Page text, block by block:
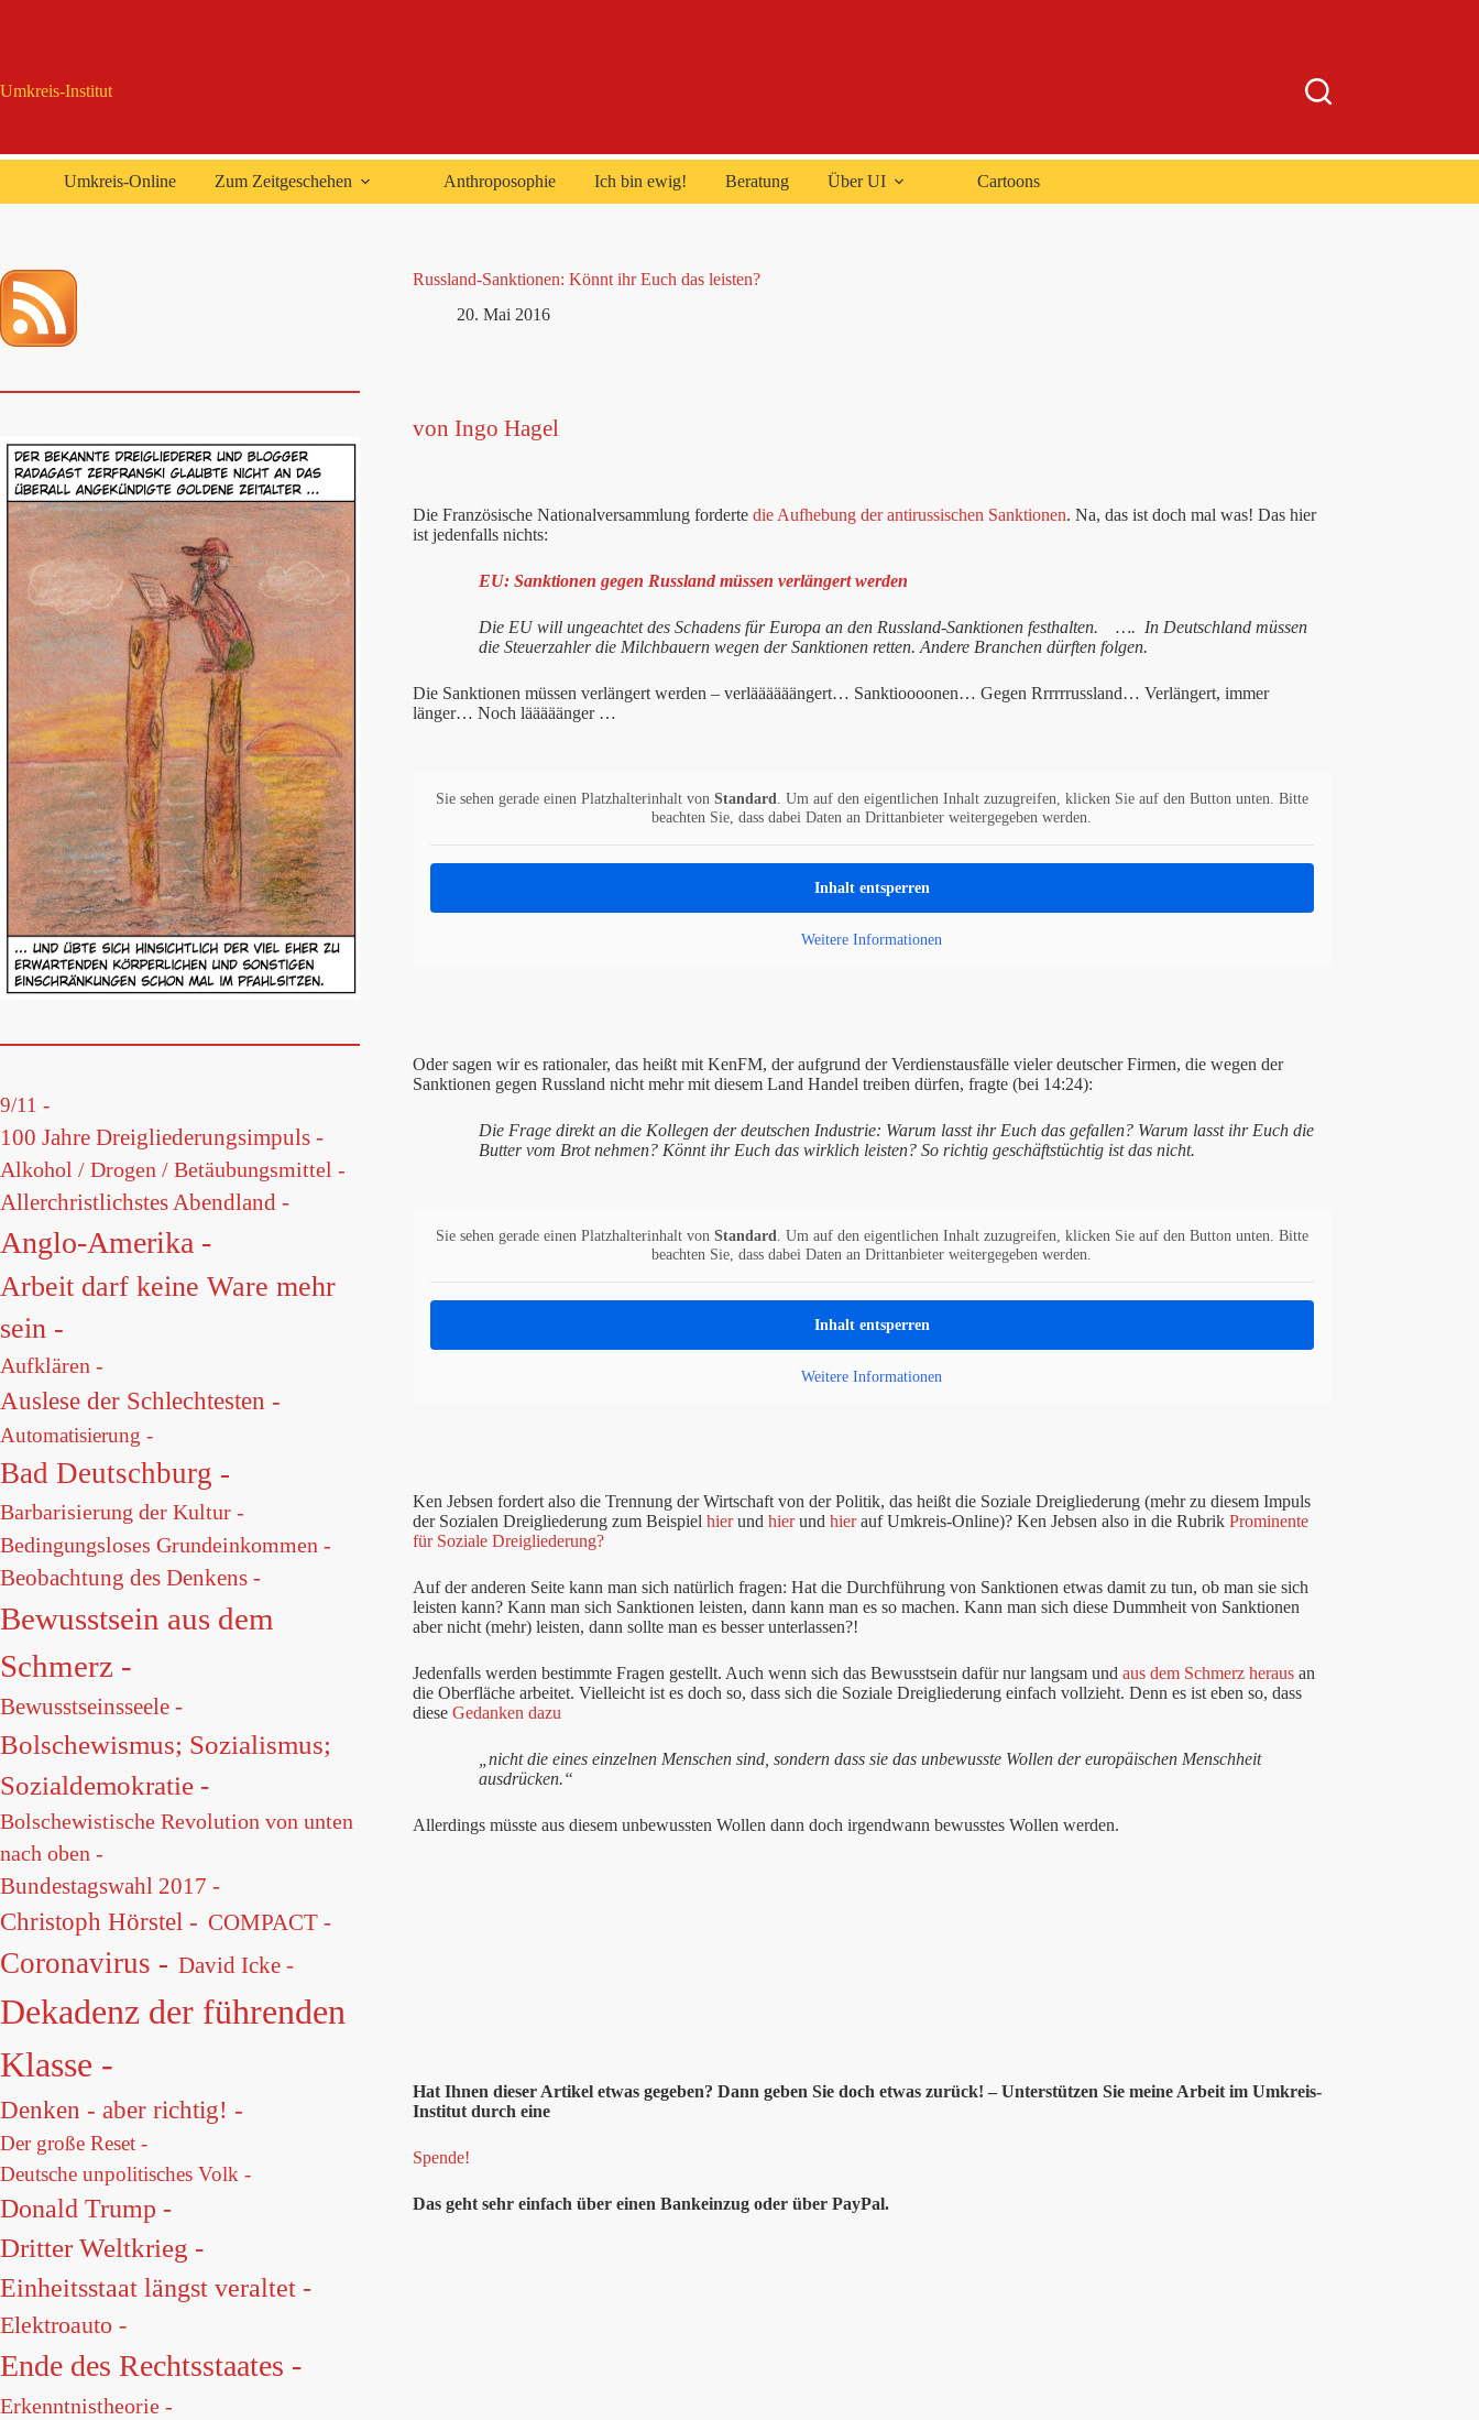
Umkreis-Institut
Umkreis-Online Zum Zeitgeschehen Anthroposophie Ich bin ewig! Beratung Über UI Cartoons
Russland-Sanktionen: Könnt ihr Euch das leisten?
20. Mai 2016
von Ingo Hagel
Die Französische Nationalversammlung forderte die Aufhebung der antirussischen Sanktionen. Na, das ist doch mal was! Das hier
ist jedenfalls nichts:
EU: Sanktionen gegen Russland müssen verlängert werden
Die EU will ungeachtet des Schadens für Europa an den Russland-Sanktionen festhalten. …. In Deutschland müssen
die Steuerzahler die Milchbauern wegen der Sanktionen retten. Andere Branchen dürften folgen.
Die Sanktionen müssen verlängert werden – verläääääängert… Sanktioooonen… Gegen Rrrrrrussland… Verlängert, immer
länger… Noch lääääänger …
Sie sehen gerade einen Platzhalterinhalt von Standard
. Um auf den eigentlichen Inhalt zuzugreifen, klicken Sie auf den Button unten. Bitte
beachten Sie, dass dabei Daten an Drittanbieter weitergegeben werden.
Inhalt entsperren
Weitere Informationen
Oder sagen wir es rationaler, das heißt mit KenFM, der aufgrund der Verdienstausfälle vieler deutscher Firmen, die wegen der
Sanktionen gegen Russland nicht mehr mit diesem Land Handel treiben dürfen, fragte (bei 14:24):
Die Frage direkt an die Kollegen der deutschen Industrie: Warum lasst ihr Euch das gefallen? Warum lasst ihr Euch die
Butter vom Brot nehmen? Könnt ihr Euch das wirklich leisten? So richtig geschäftstüchtig ist das nicht.
Sie sehen gerade einen Platzhalterinhalt von Standard
. Um auf den eigentlichen Inhalt zuzugreifen, klicken Sie auf den Button unten. Bitte
beachten Sie, dass dabei Daten an Drittanbieter weitergegeben werden.
Inhalt entsperren
Weitere Informationen
Ken Jebsen fordert also die Trennung der Wirtschaft von der Politik, das heißt die Soziale Dreigliederung (mehr zu diesem Impuls
der Sozialen Dreigliederung zum Beispiel hierund hierund hierauf Umkreis-Online)? Ken Jebsen also in die Rubrik Prominente
für Soziale Dreigliederung?
Auf der anderen Seite kann man sich natürlich fragen: Hat die Durchführung von Sanktionen etwas damit zu tun, ob man sie sich
leisten kann? Kann man sich Sanktionen leisten, dann kann man es so machen. Kann man sich diese Dummheit von Sanktionen
aber nicht (mehr) leisten, dann sollte man es besser unterlassen?!
Jedenfalls werden bestimmte Fragen gestellt. Auch wenn sich das Bewusstsein dafür nur langsam und aus dem Schmerz herausan
die Oberfläche arbeitet. Vielleicht ist es doch so, dass sich die Soziale Dreigliederung einfach vollzieht. Denn es ist eben so, dass
diese Gedanken dazu
„nicht die eines einzelnen Menschen sind, sondern dass sie das unbewusste Wollen der europäischen Menschheit
ausdrücken.“
Allerdings müsste aus diesem unbewussten Wollen dann doch irgendwann bewusstes Wollen werden.
Hat Ihnen dieser Artikel etwas gegeben? Dann geben Sie doch etwas zurück! – Unterstützen Sie meine Arbeit im Umkreis-
Institut durch eine
Spende!
Das geht sehr einfach über einen Bankeinzug oder über PayPal.
9/11 -
100 Jahre Dreigliederungsimpuls -
Alkohol / Drogen / Betäubungsmittel -
Allerchristlichstes Abendland -
Anglo-Amerika -
Arbeit darf keine Ware mehr
sein -
Aufklären -
Auslese der Schlechtesten -
Automatisierung -
Bad Deutschburg -
Barbarisierung der Kultur -
Bedingungsloses Grundeinkommen -
Beobachtung des Denkens -
Bewusstsein aus dem
Schmerz -
Bewusstseinsseele -
Bolschewismus; Sozialismus;
Sozialdemokratie -
Bolschewistische Revolution von unten
nach oben -
Bundestagswahl 2017 -
Christoph Hörstel - COMPACT -
Coronavirus - David Icke -
Dekadenz der führenden
Klasse -
Denken - aber richtig! -
Der große Reset -
Deutsche unpolitisches Volk -
Donald Trump -
Dritter Weltkrieg -
Einheitsstaat längst veraltet -
Elektroauto -
Ende des Rechtsstaates -
Erkenntnistheorie -